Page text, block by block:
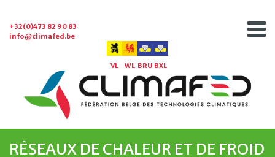
+32(0)473 82 90 83
info@climafed.be
VL WL BRU BXL
RÉSEAUX DE CHALEUR ET DE FROID